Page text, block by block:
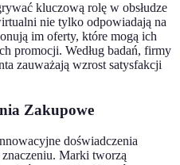
kluczową rolę w obsłudze
nie tylko odpowiadają na
im oferty, które mogą ich
promocji. Według badań, firmy
zauważają wzrost satysfakcji
Zakupowe
doświadczenia
Marki tworzą